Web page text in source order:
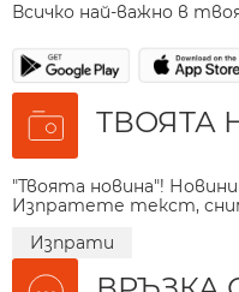
Всичко най-важно в
ТВОЯТА
"Твоята новина"!
Изпратете текст,
Изпрати